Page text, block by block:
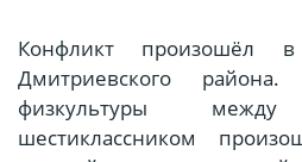
Конфликт
Дмитриевского
физкультуры
шестиклассником